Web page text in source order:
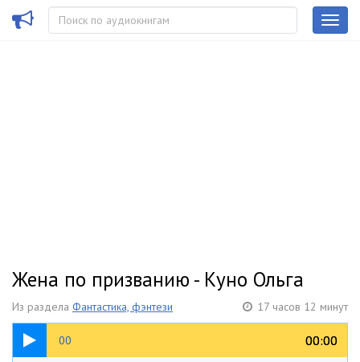
Жена по призванию - Куно Ольга
Из раздела Фантастика, фэнтези 17 часов 12 минут
00 00:00
00:00
15:48